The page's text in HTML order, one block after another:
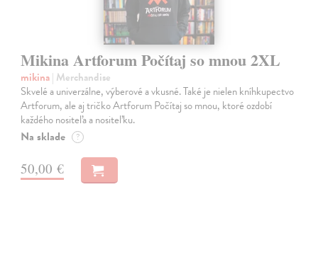
Mikina Artforum Počítaj so mnou 2XL
mikina| Merchandise
Skvelé a univerzálne, výberové a vkusné. Také je nielen kníhkupectvo
Artforum, ale aj tričko Artforum Počítaj so mnou, ktoré ozdobí
každého nositeľa a nositeľku.
Na sklade ?
50,00 €